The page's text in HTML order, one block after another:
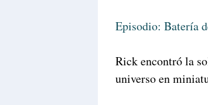
Episodio: Batería
Rick encontró la
universo en